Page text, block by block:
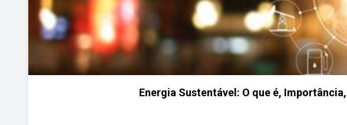
Energia Sustentável: O que é,